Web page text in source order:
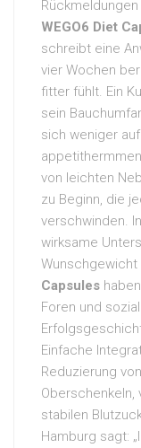
WEGO6 Diet
schreibt eine
vier Wochen
fitter fühlt. Ein
sein
sich weniger
von leichten
zu Beginn, die
verschwinden.
wirksame
Capsules
Foren und
Einfache
Reduzierung
stabilen
Hamburg sagt: